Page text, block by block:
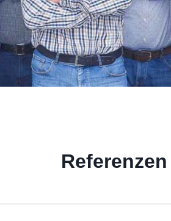
Referenzen